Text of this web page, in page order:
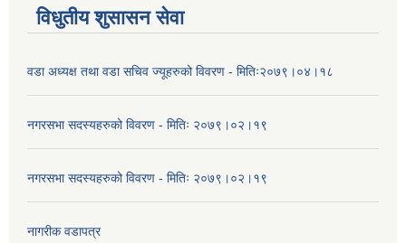
विधुतीय शुसासन सेवा
वडा अध्यक्ष तथा वडा सचिव ज्यूहरुको विवरण - मितिः२०७९।०४।१८
नगरसभा सदस्यहरुको विवरण - मितिः २०७९।०२।१९
नगरसभा सदस्यहरुको विवरण - मितिः २०७९।०२।१९
नागरीक वडापत्र